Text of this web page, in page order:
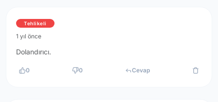
Tehlikeli
1 yıl önce
Dolandırıcı.
0 0 Cevap